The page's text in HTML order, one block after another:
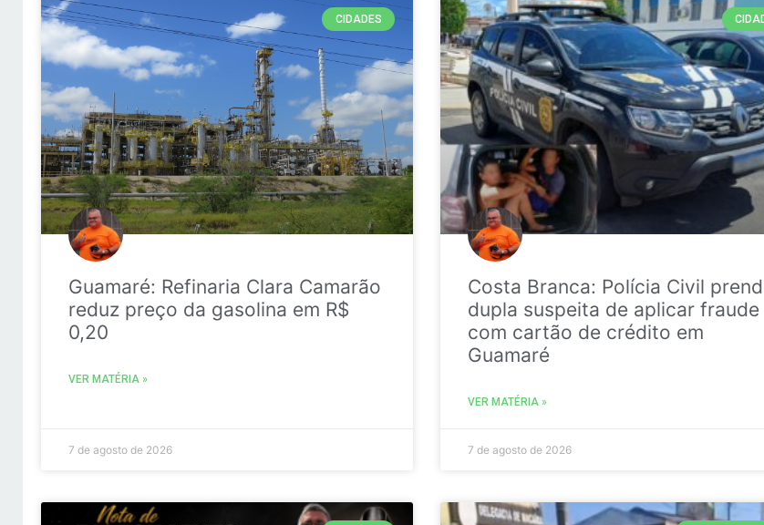
CIDADES
Guamaré: Refinaria Clara Camarão
reduz preço da gasolina em R$
0,20
VER MATÉRIA »
7 de agosto de 2026
Costa Branca: Polícia Civil
dupla suspeita de aplicar fraude
com cartão de crédito em
Guamaré
VER MATÉRIA »
7 de agosto de 2026